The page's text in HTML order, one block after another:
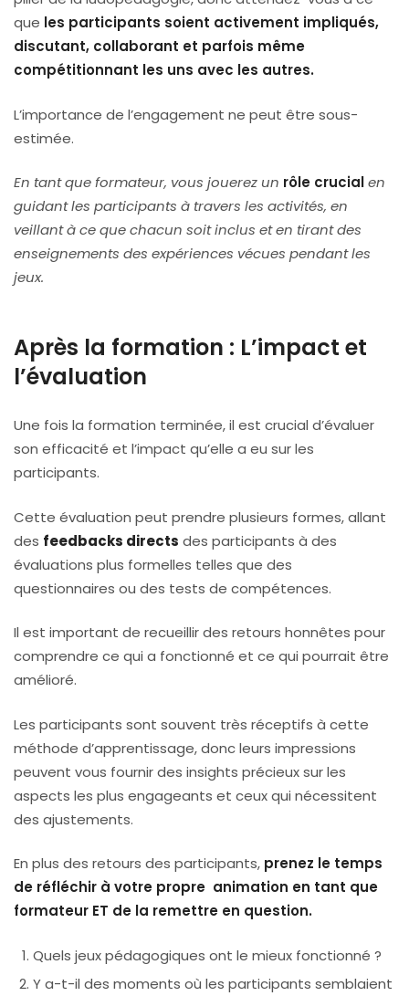
que les participants soient activement impliqués,
discutant, collaborant et parfois même
compétitionnant les uns avec les autres.
L’importance de l’engagement ne peut être sous-
estimée.
En tant que formateur, vous jouerez un rôle crucialen
guidant les participants à travers les activités, en
veillant à ce que chacun soit inclus et en tirant des
enseignements des expériences vécues pendant les
jeux.
Après la formation : L’impact et
l’évaluation
Une fois la formation terminée, il est crucial d’évaluer
son efficacité et l’impact qu’elle a eu sur les
participants.
Cette évaluation peut prendre plusieurs formes, allant
des feedbacks directs des participants à des
évaluations plus formelles telles que des
questionnaires ou des tests de compétences.
Il est important de recueillir des retours honnêtes pour
comprendre ce qui a fonctionné et ce qui pourrait être
amélioré.
Les participants sont souvent très réceptifs à cette
méthode d’apprentissage, donc leurs impressions
peuvent vous fournir des insights précieux sur les
aspects les plus engageants et ceux qui nécessitent
des ajustements.
En plus des retours des participants, prenez le temps
de réfléchir à votre propre animation en tant que
formateur ET de la remettre en question.
Quels jeux pédagogiques ont le mieux fonctionné ?
Y a-t-il des moments où les participants semblaient